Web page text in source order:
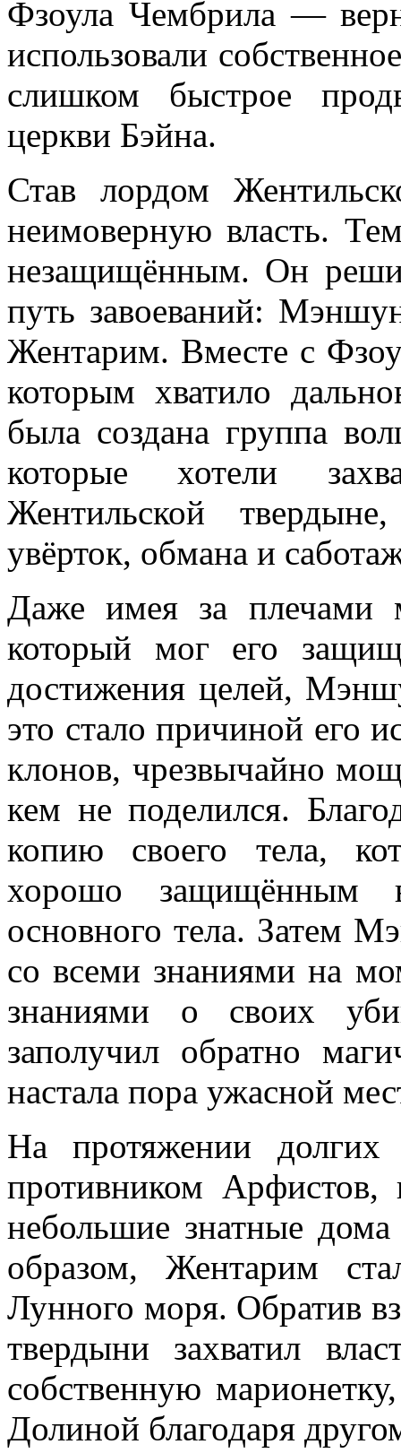
Фзоула Чембрила —
использовали
слишком быстрое
церкви Бэйна.
Став лордом
неимоверную власть.
незащищённым. Он
путь завоеваний:
Жентарим. Вместе с
которым хватило
была создана группа
которые хотели
Жентильской
увёрток, обмана и
Даже имея за плечами
который мог его
достижения целей,
это стало причиной его
клонов, чрезвычайно
кем не поделился.
копию своего тела,
хорошо защищённым
основного тела. Затем
со всеми знаниями на
знаниями о своих
заполучил обратно
настала пора ужасной
На протяжении
противником Арфистов,
небольшие знатные
образом, Жентарим
Лунного моря. Обратив
твердыни захватил
собственную
Долиной благодаря